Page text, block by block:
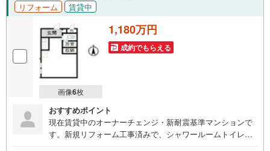
リフォーム 賃貸中
画像6枚
1,180万円
成約でもらえる
おすすめポイント
現在賃貸中のオーナーチェンジ・新耐震基準マンションで
す。新規リフォーム工事済みで、シャワールームトイレ別